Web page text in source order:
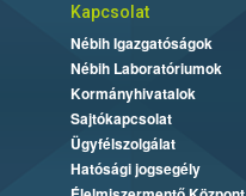
Kapcsolat
Nébih Igazgatóságok
Nébih Laboratóriumok
Kormányhivatalok
Sajtókapcsolat
Ügyfélszolgálat
Hatósági jogsegély